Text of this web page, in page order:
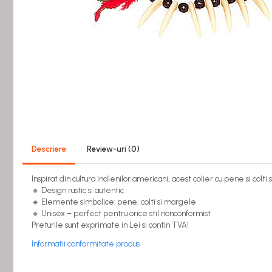
Decoratiuni miniaturale
Decor exterior
Decor interior miniatural
Plante si Flori miniaturale
Miniaturi alimentare
Bauturi miniaturale
Descriere Review-uri (0)
Inspirat din cultura indienilor americani, acest colier cu pene si
🔸 Design rustic si autentic
🔸 Elemente simbolice: pene, colti si margele
🔸 Unisex – perfect pentru orice stil nonconformist
Preturile sunt exprimate in Lei si contin TVA!
Informatii conformitate produs